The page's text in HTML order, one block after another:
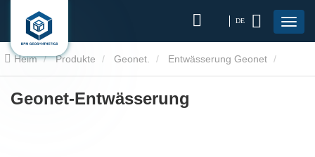
DE
Heim Produkte Geonet. Entwässerung Geonet
Geonet-Entwässerung
Geonet-Entwässerung